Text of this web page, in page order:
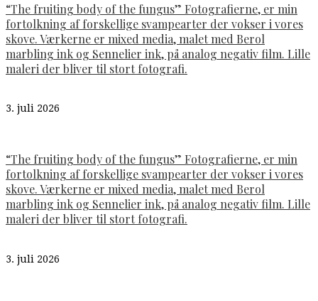
“The fruiting body of the fungus” Fotografierne, er min
fortolkning af forskellige svampearter der vokser i vores
skove. Værkerne er mixed media, malet med Berol
marbling ink og Sennelier ink, på analog negativ film. Lille
maleri der bliver til stort fotografi.
3. juli 2026
“The fruiting body of the fungus” Fotografierne, er min
fortolkning af forskellige svampearter der vokser i vores
skove. Værkerne er mixed media, malet med Berol
marbling ink og Sennelier ink, på analog negativ film. Lille
maleri der bliver til stort fotografi.
3. juli 2026